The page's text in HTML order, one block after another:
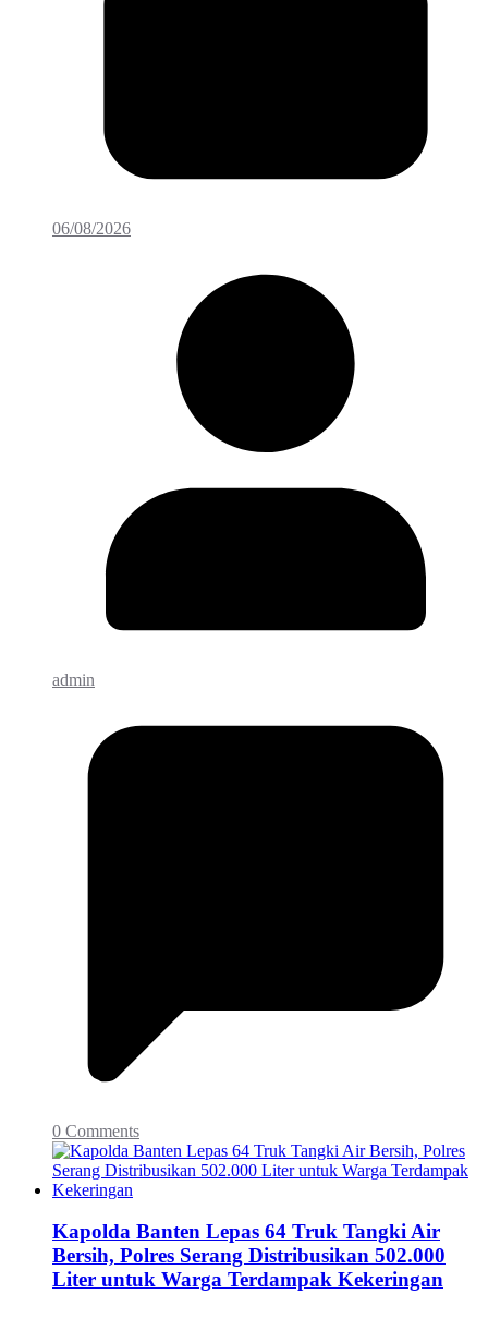
06/08/2026
admin
0 Comments
Kapolda Banten Lepas 64 Truk Tangki Air
Bersih, Polres Serang Distribusikan 502.000
Liter untuk Warga Terdampak Kekeringan